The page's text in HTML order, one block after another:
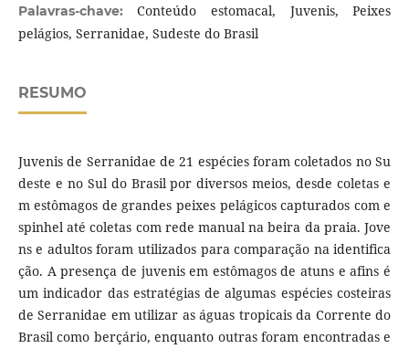
Palavras-chave:Conteúdo estomacal, Juvenis, Peixes
pelágios, Serranidae, Sudeste do Brasil
RESUMO
Juvenis de Serranidae de 21 espécies foram coletados no Su
deste e no Sul do Brasil por diversos meios, desde coletas e
m estômagos de grandes peixes pelágicos capturados com e
spinhel até coletas com rede manual na beira da praia. Jove
ns e adultos foram utilizados para comparação na identifica
ção. A presença de juvenis em estômagos de atuns e afins é
um indicador das estratégias de algumas espécies costeiras
de Serranidae em utilizar as águas tropicais da Corrente do
Brasil como berçário, enquanto outras foram encontradas e